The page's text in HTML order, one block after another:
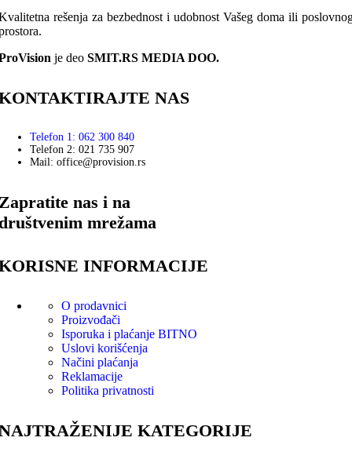
rešenja za bezbednost i udobnost Vašeg doma ili
je deo SMIT.RS MEDIA DOO.
NAS
Telefon 1: 062 300 840
Telefon 2: 021 735 907
Mail: office@provision.rs
nas i na
mrežama
INFORMACIJE
O prodavnici
Proizvođači
Isporuka i plaćanje BITNO
Uslovi korišćenja
Načini plaćanja
Reklamacije
Politika privatnosti
KATEGORIJE